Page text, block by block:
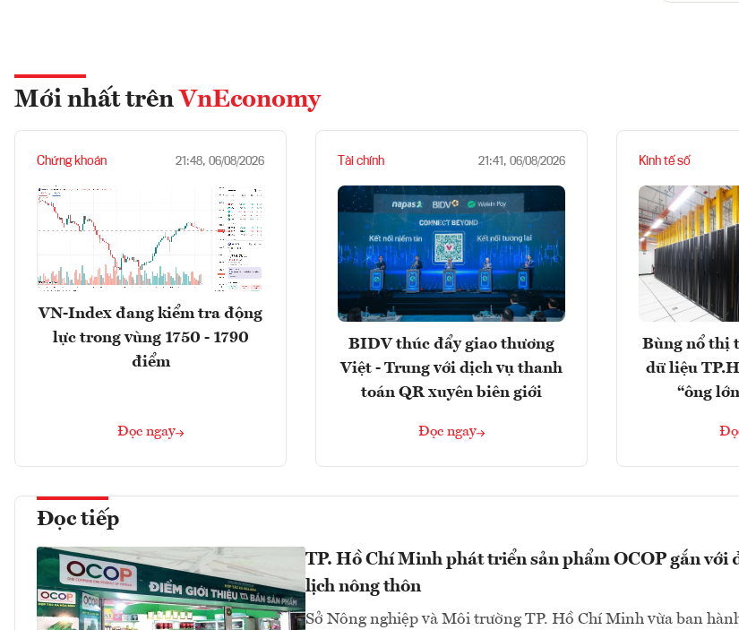
Mới nhất trên VnEconomy
Chứng khoán 21:48, 06/08/2026
VN-Index đang kiểm tra động
lực trong vùng 1750 - 1790
điểm
Đọc ngay
Tài chính 21:41, 06/08/2026
BIDV thúc đẩy giao thương
Việt - Trung với dịch vụ thanh
toán QR xuyên biên giới
Đọc ngay
Kinh tế số
Bùng nổ thị
dữ liệu
“ông
Đọc tiếp
TP. Hồ Chí Minh phát triển sản phẩm OCOP gắn với
lịch nông thôn
Sở Nông nghiệp và Môi trường TP. Hồ Chí Minh vừa ban